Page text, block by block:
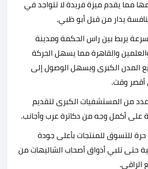
مما يقدم ميزة فريدة لا تتواجد في
يدار من قبل أبو ظبي.
يربط بين راس الحكمة ومدينة
والقاهرة مما يسهل الحركة
المدن الكبرى ويسهل الوصول إلى
أقصر وقت.
عدد من المستشفيات الكبرى لتقديم
على أكمل وجه من دكاترة عرب وأجانب.
للتسوق للمنتجات بأعلى جودة
حتى تلبي أذواق أصحاب الشاليهات من
الراقي.